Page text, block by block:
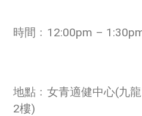
時間﹕12:00pm –
地點﹕女青適健中心(九
2樓)